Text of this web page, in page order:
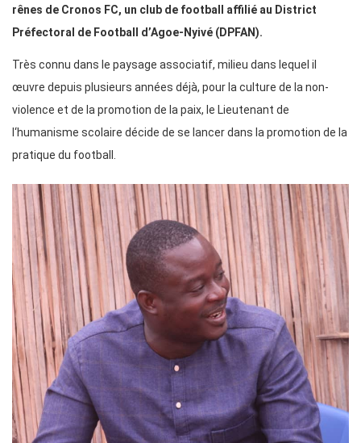
rênes de Cronos FC, un club de football affilié au District
Préfectoral de Football d’Agoe-Nyivé (DPFAN).
Très connu dans le paysage associatif, milieu dans lequel il
œuvre depuis plusieurs années déjà, pour la culture de la non-
violence et de la promotion de la paix, le Lieutenant de
l‘humanisme scolaire décide de se lancer dans la promotion de la
pratique du football.